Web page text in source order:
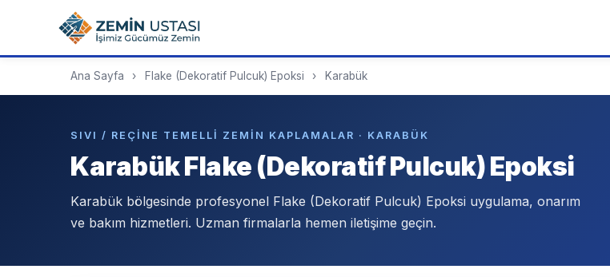
Ana Sayfa › Flake (Dekoratif Pulcuk) Epoksi › Karabük
SIVI / REÇINE TEMELLI ZEMIN KAPLAMALAR · KARABÜK
Karabük Flake (Dekoratif Pulcuk) Epoksi
Karabük bölgesinde profesyonel Flake (Dekoratif Pulcuk) Epoksi uygulama, onarım
ve bakım hizmetleri. Uzman firmalarla hemen iletişime geçin.